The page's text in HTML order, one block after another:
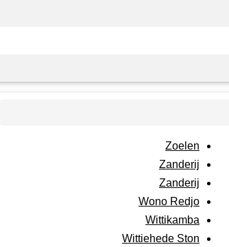
Zoelen
Zanderij
Zanderij
Wono Redjo
Wittikamba
Wittiehede Ston